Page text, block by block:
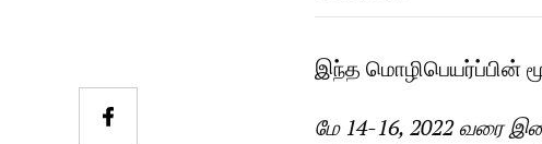
இந்த மொழிபெயர்ப்பின்
மே 14-16, 2022 வரை